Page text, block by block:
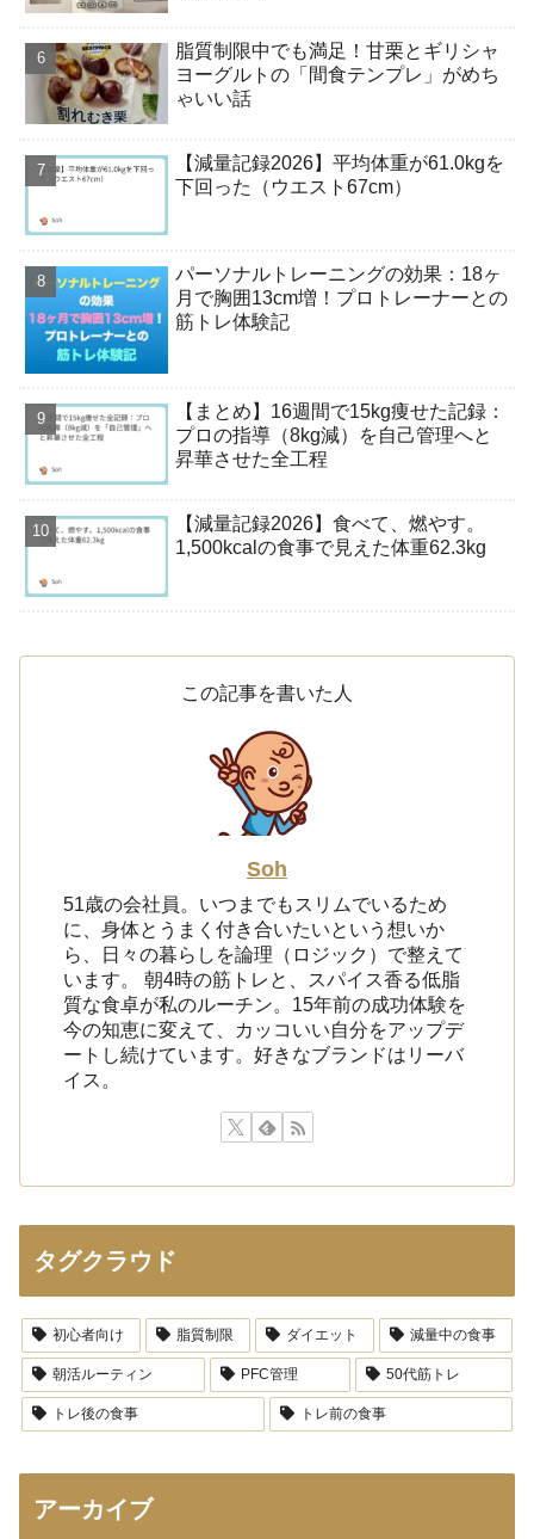
脂質制限中でも満足！甘栗とギリシャ
ヨーグルトの「間食テンプレ」がめち
ゃいい話
【減量記録2026】平均体重が61.0kgを
下回った（ウエスト67cm）
パーソナルトレーニングの効果：18ヶ
月で胸囲13cm増！プロトレーナーとの
筋トレ体験記
【まとめ】16週間で15kg痩せた記録：
プロの指導（8kg減）を自己管理へと
昇華させた全工程
【減量記録2026】食べて、燃やす。
1,500kcalの食事で見えた体重62.3kg
この記事を書いた人
Soh
51歳の会社員。いつまでもスリムでいるため
に、身体とうまく付き合いたいという想いか
ら、日々の暮らしを論理（ロジック）で整えて
います。 朝4時の筋トレと、スパイス香る低脂
質な食卓が私のルーチン。15年前の成功体験を
今の知恵に変えて、カッコいい自分をアップデ
ートし続けています。好きなブランドはリーバ
イス。
タグクラウド
初心者向け 脂質制限 ダイエット 減量中の食事
朝活ルーティン PFC管理 50代筋トレ
トレ後の食事 トレ前の食事
アーカイブ